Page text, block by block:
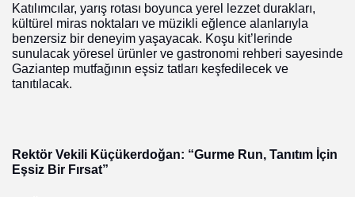
Katılımcılar, yarış rotası boyunca yerel lezzet durakları,
kültürel miras noktaları ve müzikli eğlence alanlarıyla
benzersiz bir deneyim yaşayacak. Koşu kit’lerinde
sunulacak yöresel ürünler ve gastronomi rehberi sayesinde
Gaziantep mutfağının eşsiz tatları keşfedilecek ve
tanıtılacak.
Rektör Vekili Küçükerdoğan: “Gurme Run, Tanıtım İçin
Eşsiz Bir Fırsat”